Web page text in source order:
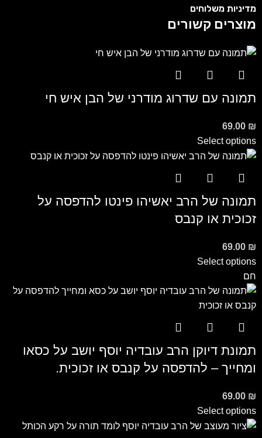
מדיניות משלוחים
מוצרים קשורים
תמונה עם שדרוג מודרני של הבן איש חי
69.00 ₪
Select options
תמונה של הרב יאשיהו פינטו להדפסה על
זכוכית או קנבס
69.00 ₪
Select options
חם
תמונת דיוקן הרב עובדיה יוסף יושב על כסאו
ומחייך – להדפסה על קנבס או זכוכית.
69.00 ₪
Select options